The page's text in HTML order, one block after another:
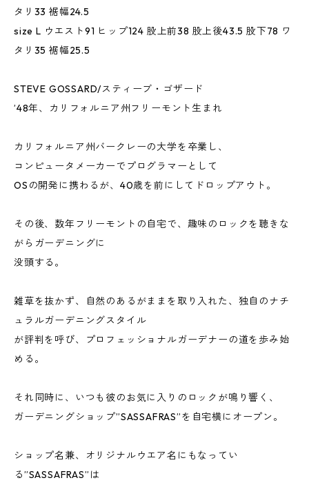
タリ33 裾幅24.5
size L ウエスト91 ヒップ124 股上前38 股上後43.5 股下78 ワ
タリ35 裾幅25.5
STEVE GOSSARD/スティーブ・ゴザード
’48年、カリフォルニア州フリーモント生まれ
カリフォルニア州バークレーの大学を卒業し、
コンピュータメーカーでプログラマーとして
OSの開発に携わるが、40歳を前にしてドロップアウト。
その後、数年フリーモントの自宅で、趣味のロックを聴きな
がらガーデニングに
没頭する。
雑草を抜かず、自然のあるがままを取り入れた、独自のナチ
ュラルガーデニングスタイル
が評判を呼び、プロフェッショナルガーデナーの道を歩み始
める。
それ同時に、いつも彼のお気に入りのロックが鳴り響く、
ガーデニングショップ”SASSAFRAS”を自宅横にオープン。
ショップ名兼、オリジナルウエア名にもなってい
る”SASSAFRAS”は